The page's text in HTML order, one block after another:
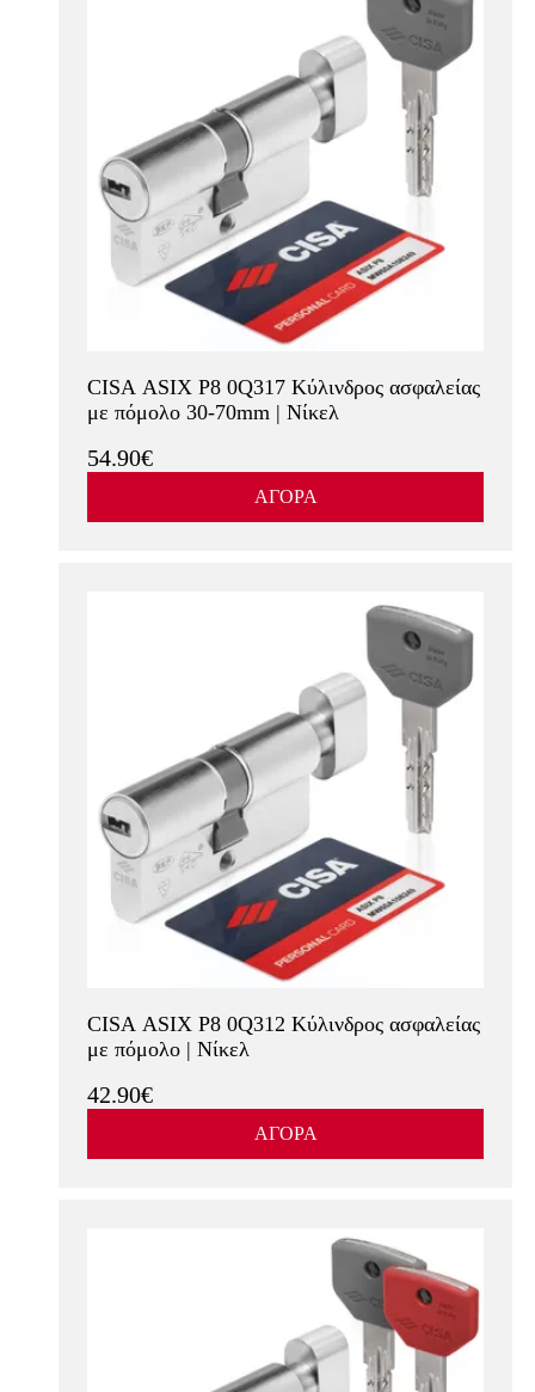
CISA ASIX P8 0Q317 Κύλινδρος ασφαλείας
με πόμολο 30-70mm | Νίκελ
54.90€
ΑΓΟΡΑ
CISA ASIX P8 0Q312 Κύλινδρος ασφαλείας
με πόμολο | Νίκελ
42.90€
ΑΓΟΡΑ